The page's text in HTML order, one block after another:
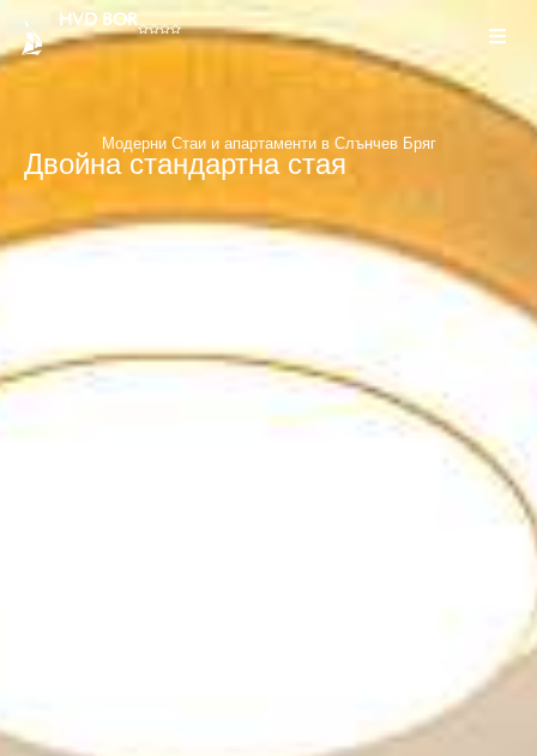
HVD BOR
Модерни Стаи и апартаменти в Слънчев Бряг
Двойна стандартна стая